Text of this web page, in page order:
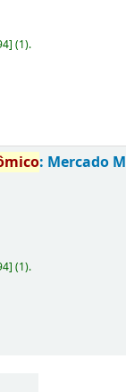
](1).
: Mercado
](1).